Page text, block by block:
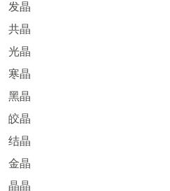
发晶
共晶
光晶
寒晶
黑晶
皎晶
结晶
金晶
晶晶